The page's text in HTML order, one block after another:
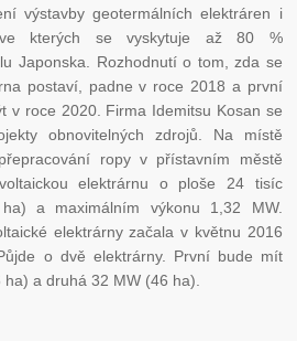
výstavby geotermálních elektráren i
kterých se vyskytuje až 80 %
Japonska. Rozhodnutí o tom, zda se
postaví, padne v roce 2018 a první
v roce 2020. Firma Idemitsu Kosan se
obnovitelných zdrojů. Na místě
ropy v přístavním městě
elektrárnu o ploše 24 tisíc
a maximálním výkonu 1,32 MW.
elektrárny začala v květnu 2016
o dvě elektrárny. První bude mít
a druhá 32 MW (46 ha).